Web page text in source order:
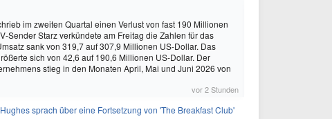
im zweiten Quartal einen Verlust von fast 190 Millionen
Sender Starz verkündete am Freitag die Zahlen für das
sank von 319,7 auf 307,9 Millionen US-Dollar. Das
sich von 42,6 auf 190,6 Millionen US-Dollar. Der
stieg in den Monaten April, Mai und Juni 2026 von
vor 2 Stunden
sprach über eine Fortsetzung von 'The Breakfast Club'